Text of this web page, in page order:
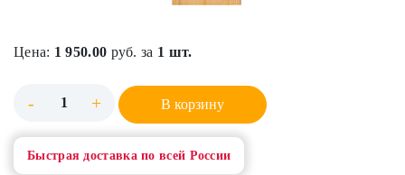
Цена: 1 950.00 руб. за 1 шт.
- + В корзину
Быстрая доставка по всей России